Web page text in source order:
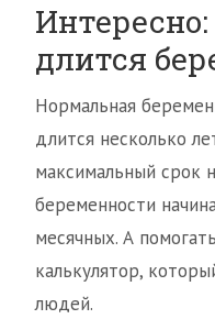
длится
Нормальная
длится несколько
максимальный срок
беременности
месячных. А
калькулятор,
людей.